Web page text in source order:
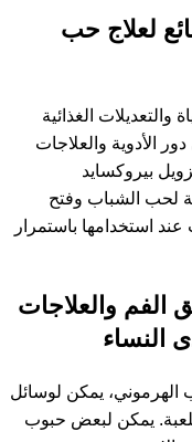
لعلاج حب
الغذائية
الأدوية والعلاجات
بيروكسايد
لحب الشباب وفتح
استخدامها باستمرار
الفم والعلاجات
النساء
الهرموني، يمكن لوسائل
يمكن لبعض حبوب